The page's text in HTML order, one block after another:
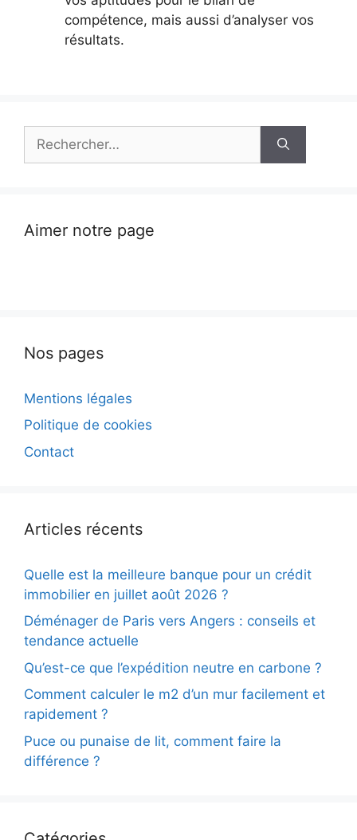
compétence, mais aussi d’analyser vos
résultats.
Aimer notre page
Nos pages
Mentions légales
Politique de cookies
Contact
Articles récents
Quelle est la meilleure banque pour un crédit
immobilier en juillet août 2026 ?
Déménager de Paris vers Angers : conseils et
tendance actuelle
Qu’est-ce que l’expédition neutre en carbone ?
Comment calculer le m2 d’un mur facilement et
rapidement ?
Puce ou punaise de lit, comment faire la
différence ?